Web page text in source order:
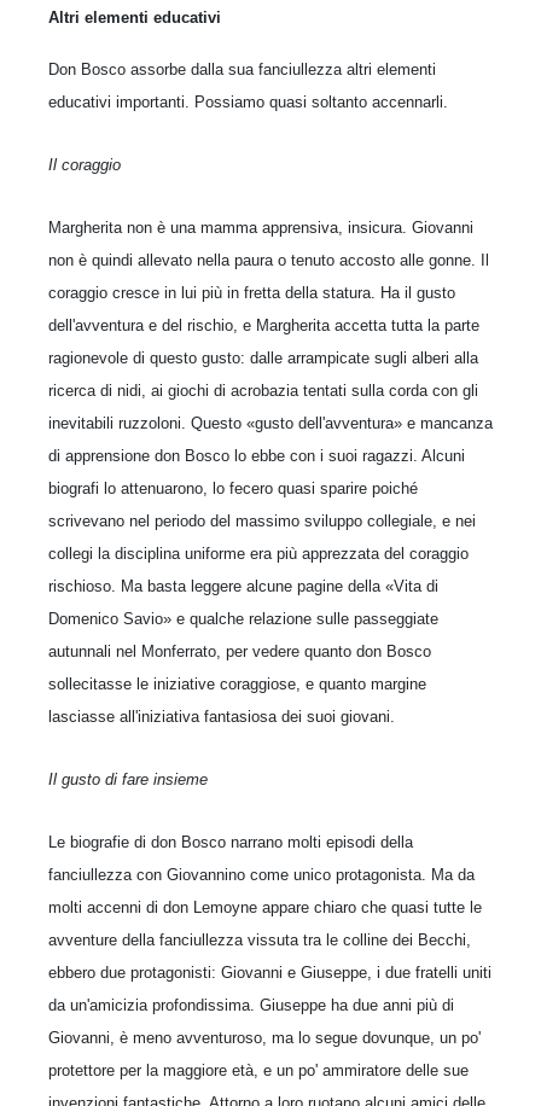
Altri elementi educativi
Don Bosco assorbe dalla sua fanciullezza altri elementi
educativi importanti. Possiamo quasi soltanto accennarli.
Il coraggio
Margherita non è una mamma apprensiva, insicura. Giovanni
non è quindi alle­vato nella paura o tenuto accosto alle gonne. Il
coraggio cresce in lui più in fretta della statura. Ha il gusto
dell'avventura e del rischio, e Margherita accetta tutta la parte
ragionevole di questo gusto: dalle arrampicate sugli alberi alla
ricerca di nidi, ai giochi di acrobazia tentati sulla corda con gli
inevitabili ruzzoloni. Questo «gusto dell'avventura» e mancanza
di apprensione don Bosco lo ebbe con i suoi ragazzi. Alcuni
biografi lo attenuarono, lo fecero quasi sparire poiché
scrivevano nel periodo del massimo sviluppo collegiale, e nei
collegi la disciplina uniforme era più apprezzata del coraggio
rischioso. Ma basta leggere alcune pagine della «Vita di
Domenico Savio» e qualche relazione sulle passeggiate
autunnali nel Monfer­rato, per vedere quanto don Bosco
sollecitasse le iniziative coraggiose, e quanto margine
lasciasse all'iniziativa fantasiosa dei suoi giovani.
Il gusto di fare insieme
Le biografie di don Bosco narrano molti episodi della
fanciullezza con Giovannino come unico protagonista. Ma da
molti accenni di don Lemoyne appare chiaro che quasi tutte le
avventure della fanciullezza vissuta tra le colline dei Becchi,
ebbero due protagonisti: Giovanni e Giuseppe, i due fratelli uniti
da un'amicizia profon­dissima. Giuseppe ha due anni più di
Giovanni, è meno avventuroso, ma lo segue dovunque, un po'
protettore per la maggiore età, e un po' ammiratore delle sue